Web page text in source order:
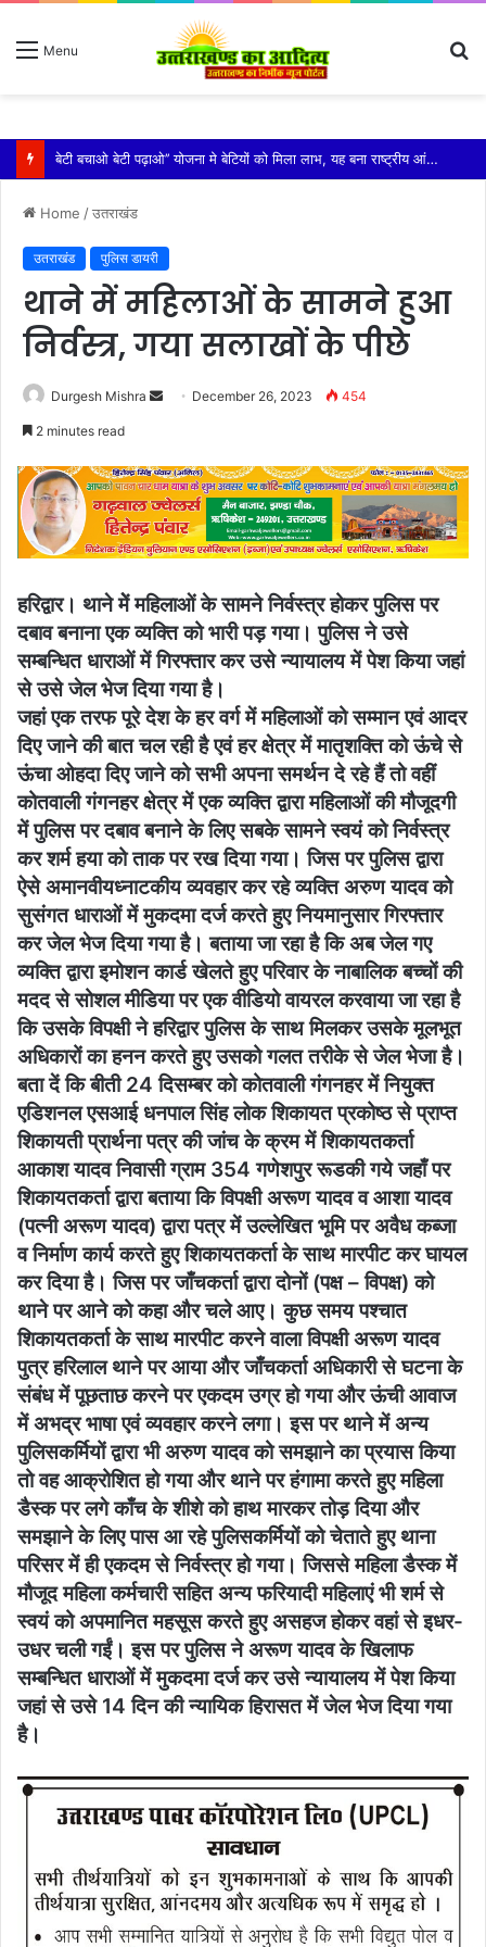
Menu
विशिष्ट पहचान बना रही है आदि कैलाश परिक्रमा: महाराज
Home /उतराखंड
उतराखंड पुलिस डायरी
थाने में महिलाओं के सामने हुआ
निर्वस्त्र, गया सलाखों के पीछे
Durgesh Mishra
Send December 26, 2023 454
2 minutes read
हरिद्वार। थाने मेें महिलाओं के सामने निर्वस्त्र होकर पुलिस पर
दबाव बनाना एक व्यक्ति को भारी पड़ गया। पुलिस ने उसे
सम्बन्धित धाराओं में गिरफ्तार कर उसे न्यायालय में पेश किया जहां
से उसे जेल भेज दिया गया है।
जहां एक तरफ पूरे देश के हर वर्ग में महिलाओं को सम्मान एवं आदर
दिए जाने की बात चल रही है एवं हर क्षेत्र में मातृशक्ति को ऊंचे से
ऊंचा ओहदा दिए जाने को सभी अपना समर्थन दे रहे हैं तो वहीं
कोतवाली गंगनहर क्षेत्र में एक व्यक्ति द्वारा महिलाओं की मौजूदगी
में पुलिस पर दबाव बनाने के लिए सबके सामने स्वयं को निर्वस्त्र
कर शर्म हया को ताक पर रख दिया गया। जिस पर पुलिस द्वारा
ऐसे अमानवीयध्नाटकीय व्यवहार कर रहे व्यक्ति अरुण यादव को
सुसंगत धाराओं में मुकदमा दर्ज करते हुए नियमानुसार गिरफ्तार
कर जेल भेज दिया गया है। बताया जा रहा है कि अब जेल गए
व्यक्ति द्वारा इमोशन कार्ड खेलते हुए परिवार के नाबालिक बच्चों की
मदद से सोशल मीडिया पर एक वीडियो वायरल करवाया जा रहा है
कि उसके विपक्षी ने हरिद्वार पुलिस के साथ मिलकर उसके मूलभूत
अधिकारों का हनन करते हुए उसको गलत तरीके से जेल भेजा है।
बता दें कि बीती 24 दिसम्बर को कोतवाली गंगनहर में नियुक्त
एडिशनल एसआई धनपाल सिंह लोक शिकायत प्रकोष्ठ से प्राप्त
शिकायती प्रार्थना पत्र की जांच के क्रम में शिकायतकर्ता
आकाश यादव निवासी ग्राम 354 गणेशपुर रूडकी गये जहाँ पर
शिकायतकर्ता द्वारा बताया कि विपक्षी अरूण यादव व आशा यादव
(पत्नी अरूण यादव) द्वारा पत्र में उल्लेखित भूमि पर अवैध कब्जा
व निर्माण कार्य करते हुए शिकायतकर्ता के साथ मारपीट कर घायल
कर दिया है। जिस पर जाँचकर्ता द्वारा दोनों (पक्ष – विपक्ष) को
थाने पर आने को कहा और चले आए। कुछ समय पश्चात
शिकायतकर्ता के साथ मारपीट करने वाला विपक्षी अरूण यादव
पुत्र हरिलाल थाने पर आया और जाँचकर्ता अधिकारी से घटना के
संबंध में पूछताछ करने पर एकदम उग्र हो गया और ऊंची आवाज
में अभद्र भाषा एवं व्यवहार करने लगा। इस पर थाने में अन्य
पुलिसकर्मियों द्वारा भी अरुण यादव को समझाने का प्रयास किया
तो वह आक्रोशित हो गया और थाने पर हंगामा करते हुए महिला
डैस्क पर लगे काँच के शीशे को हाथ मारकर तोड़ दिया और
समझाने के लिए पास आ रहे पुलिसकर्मियों को चेताते हुए थाना
परिसर में ही एकदम से निर्वस्त्र हो गया। जिससे महिला डैस्क में
मौजूद महिला कर्मचारी सहित अन्य फरियादी महिलाएं भी शर्म से
स्वयं को अपमानित महसूस करते हुए असहज होकर वहां से इधर-
उधर चली गईं। इस पर पुलिस ने अरूण यादव के खिलाफ
सम्बन्धित धाराओं में मुकदमा दर्ज कर उसे न्यायालय में पेश किया
जहां से उसे 14 दिन की न्यायिक हिरासत में जेल भेज दिया गया
है।